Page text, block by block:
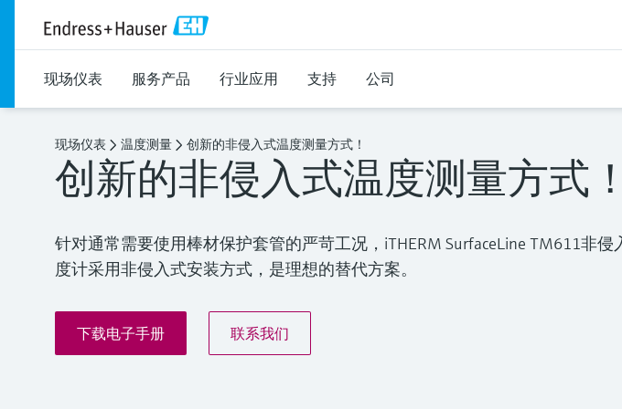
现场仪表 服务产品 行业应用 支持 公司
现场仪表 温度测量 创新的非侵入式温度测量方式！
创新的非侵入式温度测量方式！
针对通常需要使用棒材保护套管的严苛工况，iTHERM SurfaceLine TM611非侵
度计采用非侵入式安装方式，是理想的替代方案。
下载电子手册 联系我们